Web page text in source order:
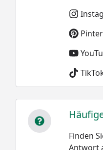
Finden
Antwort